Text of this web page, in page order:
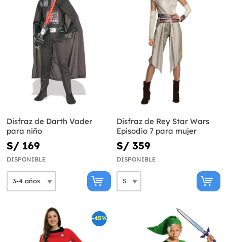
Disfraz de Darth Vader
para niño
S/ 169
DISPONIBLE
Disfraz de Rey Star Wars
Episodio 7 para mujer
S/ 359
DISPONIBLE
-45%